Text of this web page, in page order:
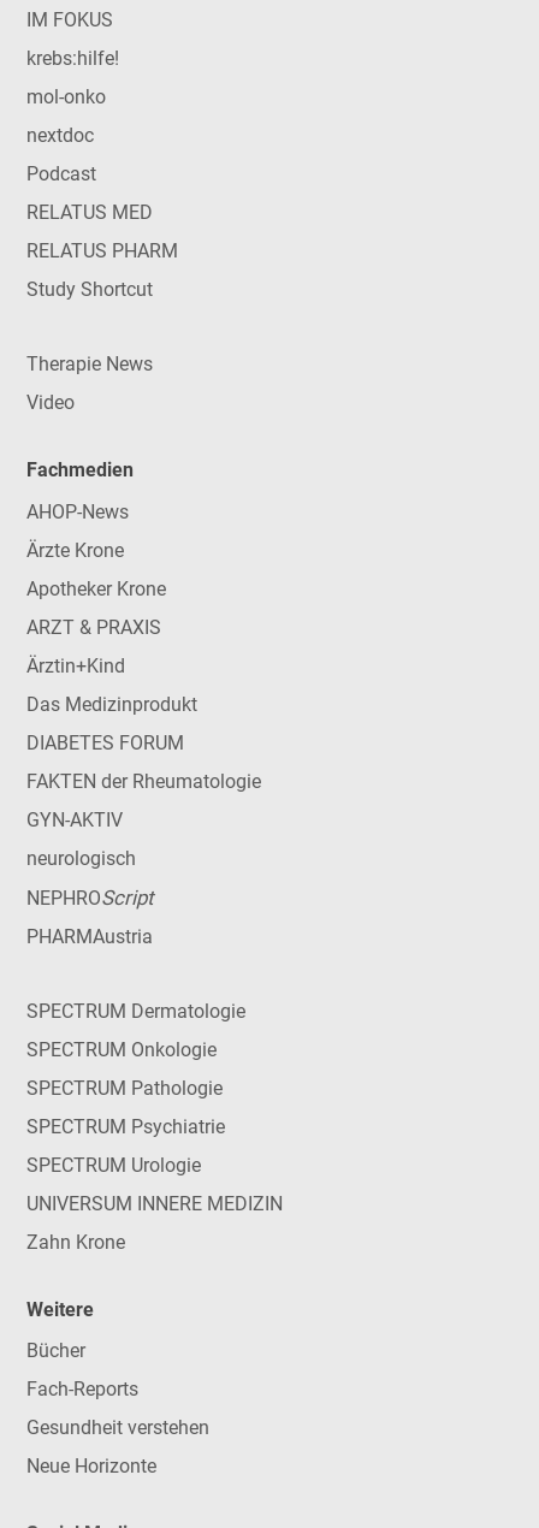
IM FOKUS
krebs:hilfe!
mol-onko
nextdoc
Podcast
RELATUS MED
RELATUS PHARM
Study Shortcut
Therapie News
Video
Fachmedien
AHOP-News
Ärzte Krone
Apotheker Krone
ARZT & PRAXIS
Ärztin+Kind
Das Medizinprodukt
DIABETES FORUM
FAKTEN der Rheumatologie
GYN-AKTIV
neurologisch
NEPHROScript
PHARMAustria
SPECTRUM Dermatologie
SPECTRUM Onkologie
SPECTRUM Pathologie
SPECTRUM Psychiatrie
SPECTRUM Urologie
UNIVERSUM INNERE MEDIZIN
Zahn Krone
Weitere
Bücher
Fach-Reports
Gesundheit verstehen
Neue Horizonte